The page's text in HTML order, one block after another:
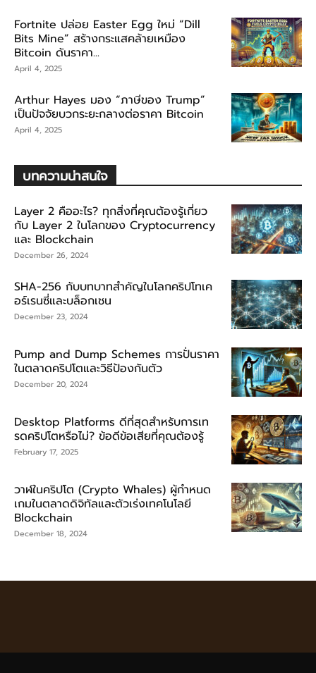
Fortnite ปล่อย Easter Egg ใหม่ “Dill
Bits Mine” สร้างกระแสคล้ายเหมือง
Bitcoin ดันราคา...
April 4, 2025
Arthur Hayes มอง “ภาษีของ Trump”
เป็นปัจจัยบวกระยะกลางต่อราคา Bitcoin
April 4, 2025
บทความน่าสนใจ
Layer 2 คืออะไร? ทุกสิ่งที่คุณต้องรู้เกี่ยว
กับ Layer 2 ในโลกของ Cryptocurrency
และ Blockchain
December 26, 2024
SHA-256 กับบทบาทสำคัญในโลกคริปโทเค
อร์เรนซี่และบล็อกเชน
December 23, 2024
Pump and Dump Schemes การปั่นราคา
ในตลาดคริปโตและวิธีป้องกันตัว
December 20, 2024
Desktop Platforms ดีที่สุดสำหรับการเท
รดคริปโตหรือไม่? ข้อดีข้อเสียที่คุณต้องรู้
February 17, 2025
วาฬในคริปโต (Crypto Whales) ผู้กำหนด
เกมในตลาดดิจิทัลและตัวเร่งเทคโนโลยี
Blockchain
December 18, 2024